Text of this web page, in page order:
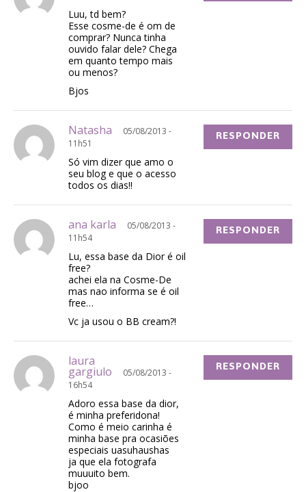
Luu, td bem?
Esse cosme-de é om de
comprar? Nunca tinha
ouvido falar dele? Chega
em quanto tempo mais
ou menos?
Bjos
Natasha
05/08/2013 -
11h51
Só vim dizer que amo o
seu blog e que o acesso
todos os dias!!
RESPONDER
ana karla
05/08/2013 -
11h54
Lu, essa base da Dior é oil
free?
achei ela na Cosme-De
mas nao informa se é oil
free…
Vc ja usou o BB cream?!
RESPONDER
laura
gargiulo
05/08/2013 -
16h54
Adoro essa base da dior,
é minha preferidona!
Como é meio carinha é
minha base pra ocasiões
especiais uasuhaushas
ja que ela fotografa
muuuito bem.
bjoo
RESPONDER